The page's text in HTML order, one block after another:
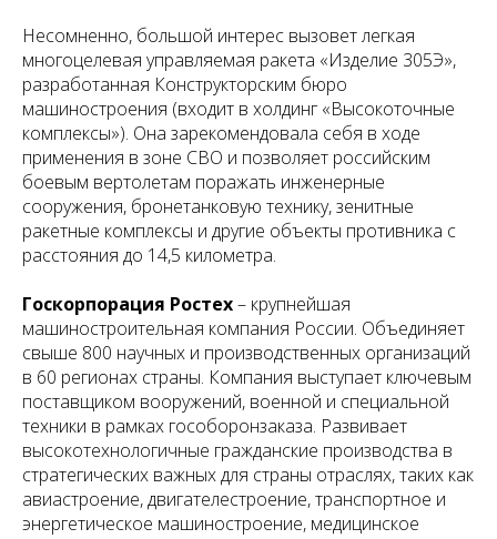
Несомненно, большой интерес вызовет легкая
многоцелевая управляемая ракета «Изделие 305Э»,
разработанная Конструкторским бюро
машиностроения (входит в холдинг «Высокоточные
комплексы»). Она зарекомендовала себя в ходе
применения в зоне СВО и позволяет российским
боевым вертолетам поражать инженерные
сооружения, бронетанковую технику, зенитные
ракетные комплексы и другие объекты противника с
расстояния до 14,5 километра.
Госкорпорация Ростех– крупнейшая
машиностроительная компания России. Объединяет
свыше 800 научных и производственных организаций
в 60 регионах страны. Компания выступает ключевым
поставщиком вооружений, военной и специальной
техники в рамках гособоронзаказа. Развивает
высокотехнологичные гражданские производства в
стратегических важных для страны отраслях, таких как
авиастроение, двигателестроение, транспортное и
энергетическое машиностроение, медицинское